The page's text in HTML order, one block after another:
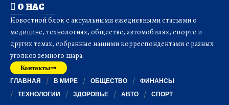
О НАС
Новостной блок с актуальными ежедневными статьями о
медицине, технологиях, обществе, автомобилях, спорте и
других темах, собранные нашими корреспондентами с разных
уголков земного шара.
Контакты
ГЛАВНАЯ В МИРЕ ОБЩЕСТВО
ФИНАНСЫ
ТЕХНОЛОГИИ
ЗДОРОВЬЕ АВТО СПОРТ